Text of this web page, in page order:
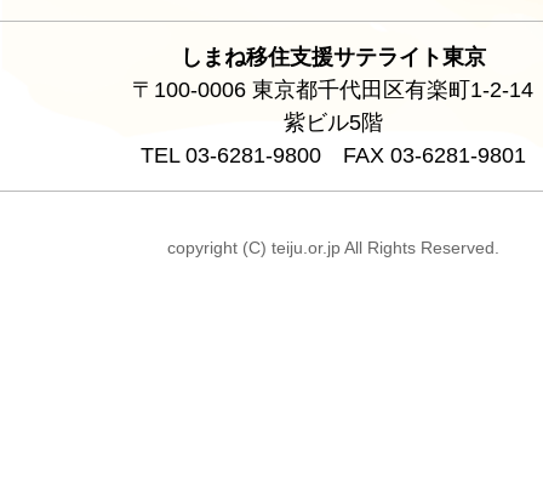
しまね移住支援サテライト東京
〒100-0006 東京都千代田区有楽町1-2-14
紫ビル5階
TEL 03-6281-9800 FAX 03-6281-9801
copyright (C) teiju.or.jp All Rights Reserved.